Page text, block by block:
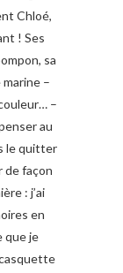
Chloé,
! Ses
sa
–
–
au
le quitter
de façon
: j’ai
en
que je